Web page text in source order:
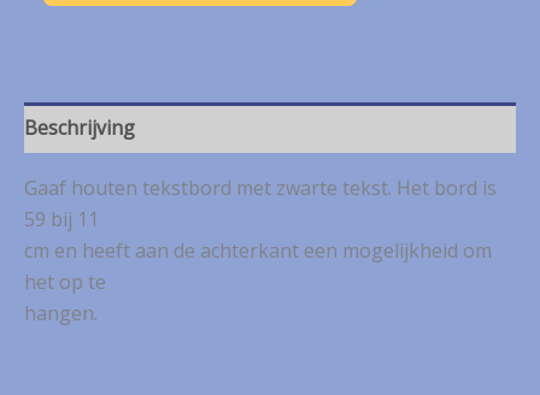
Beschrijving
Gaaf houten tekstbord met zwarte tekst. Het bord is
59 bij 11
cm en heeft aan de achterkant een mogelijkheid om
het op te
hangen.